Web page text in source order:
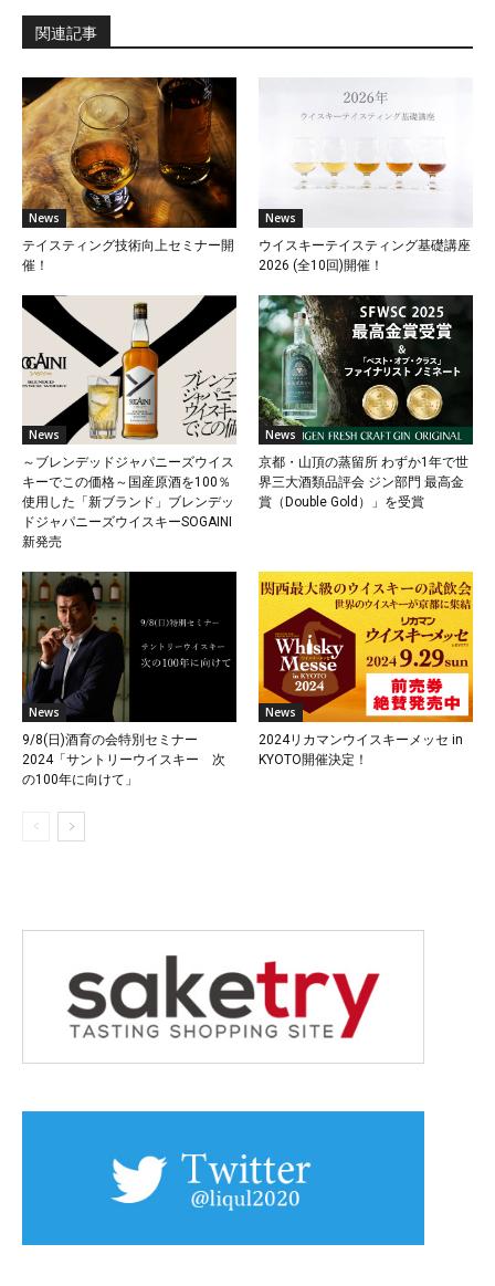
関連記事
News
テイスティング技術向上セミナー開
催！
News
ウイスキーテイスティング基礎講座
2026 (全10回)開催！
News
～ブレンデッドジャパニーズウイス
キーでこの価格～国産原酒を100％
使用した「新ブランド」ブレンデッ
ドジャパニーズウイスキーSOGAINI
新発売
News
京都・山頂の蒸留所 わずか1年で世
界三大酒類品評会 ジン部門 最高金
賞（Double Gold）」を受賞
News
9/8(日)酒育の会特別セミナー
2024「サントリーウイスキー 次
の100年に向けて」
News
2024リカマンウイスキーメッセ in
KYOTO開催決定！